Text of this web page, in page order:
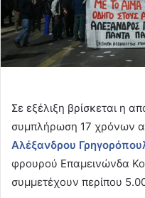
Σε εξέλιξη βρίσκεται η
συμπλήρωση 17 χρόνων
Αλέξανδρου
φρουρού Επαμεινώνδα
συμμετέχουν περίπου